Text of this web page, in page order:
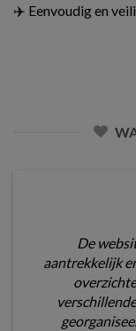
✈️ Eenvoudig en
De
aantrekkelijk